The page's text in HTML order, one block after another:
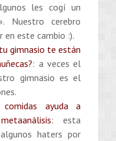
les cogí un
Nuestro cerebro
en este cambio :).
gimnasio te están
: a veces el
gimnasio es el
comidas ayuda a
: esta
haters por